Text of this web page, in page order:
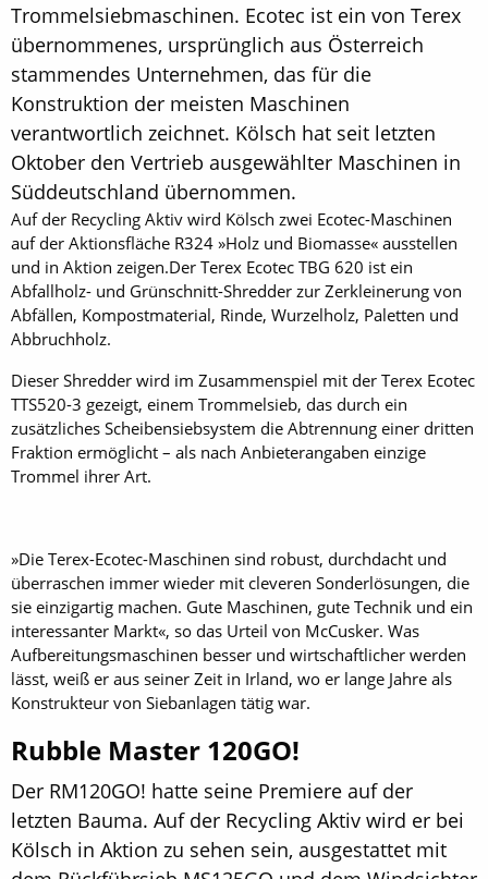
Trommelsiebmaschinen. Ecotec ist ein von Terex
übernommenes, ursprünglich aus Österreich
stammendes Unternehmen, das für die
Konstruktion der meisten Maschinen
verantwortlich zeichnet. Kölsch hat seit letzten
Oktober den Vertrieb ausgewählter Maschinen in
Süddeutschland übernommen.
Auf der Recycling Aktiv wird Kölsch zwei Ecotec-Maschinen
auf der Aktionsfläche R324 »Holz und Biomasse« ausstellen
und in Aktion zeigen.Der Terex Ecotec TBG 620 ist ein
Abfallholz- und Grünschnitt-Shredder zur Zerkleinerung von
Abfällen, Kompostmaterial, Rinde, Wurzelholz, Paletten und
Abbruchholz.
Dieser Shredder wird im Zusammenspiel mit der Terex Ecotec
TTS520-3 gezeigt, einem Trommelsieb, das durch ein
zusätzliches Scheibensiebsystem die Abtrennung einer dritten
Fraktion ermöglicht – als nach Anbieterangaben einzige
Trommel ihrer Art.
»Die Terex-Ecotec-Maschinen sind robust, durchdacht und
überraschen immer wieder mit cleveren Sonderlösungen, die
sie einzigartig machen. Gute Maschinen, gute Technik und ein
interessanter Markt«, so das Urteil von McCusker. Was
Aufbereitungsmaschinen besser und wirtschaftlicher werden
lässt, weiß er aus seiner Zeit in Irland, wo er lange Jahre als
Konstrukteur von Siebanlagen tätig war.
Rubble Master 120GO!
Der RM120GO! hatte seine Premiere auf der
letzten Bauma. Auf der Recycling Aktiv wird er bei
Kölsch in Aktion zu sehen sein, ausgestattet mit